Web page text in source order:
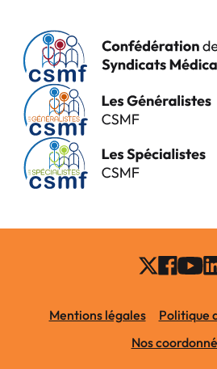
Mentions légales
Politique
Nos